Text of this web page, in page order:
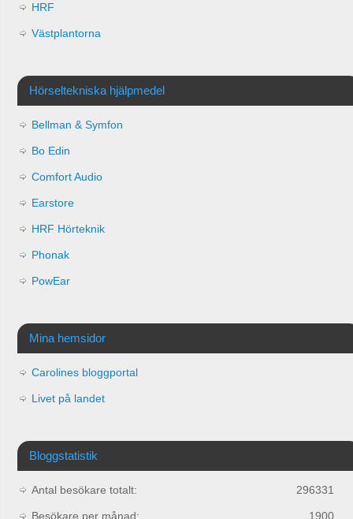
HRF
Västplantorna
Hörseltekniska hjälpmedel
Bellman & Symfon
Bo Edin
Comfort Audio
Earstore
HRF Hörteknik
Phonak
PowEar
Mina hemsidor
Carolines bloggportal
Livet på landet
Bloggstatistik
296331
Antal besökare totalt:
1900
Besökare per månad: